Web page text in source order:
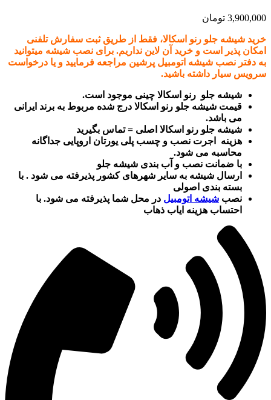
3,900,000 تومان
خرید شیشه جلو رنو اسکالا، فقط از طریق ثبت سفارش تلفنی
امکان پذیر است و خرید آن لاین نداریم. برای نصب شیشه میتوانید
به دفتر نصب شیشه اتومبیل پرشین مراجعه فرمایید و یا درخواست
سرویس سیار داشته باشید.
شیشه جلو رنو اسکالا چینی موجود است.
قیمت شیشه جلو رنو اسکالا درج شده مربوط به برند ایرانی
می باشد.
شیشه جلو رنو اسکالا اصلی = تماس بگیرید
هزینه اجرت نصب و چسب پلی یورتان اروپایی جداگانه
محاسبه می شود.
با ضمانت نصب و آب بندی شیشه جلو
ارسال شیشه به سایر شهرهای کشور پذیرفته می شود . با
بسته بندی اصولی
نصب شیشه اتومبیل در محل شما پذیرفته می شود. با
احتساب هزینه ایاب ذهاب